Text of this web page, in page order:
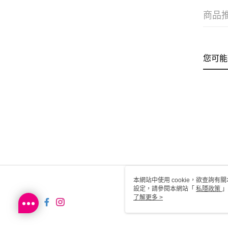
商品
您可
本網站中使用 cookie，欲查詢有
設定，請參閱本網站「 私隱政策
用 cookie。
了解更多 >